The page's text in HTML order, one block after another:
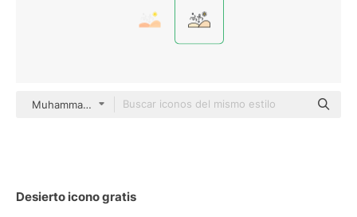
Muhammad Ali color lineal-color
Desierto icono gratis